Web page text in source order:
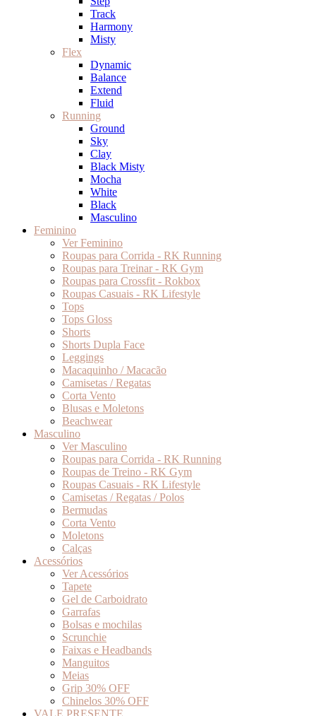
Track
Harmony
Misty
Flex
Dynamic
Balance
Extend
Fluid
Running
Ground
Sky
Clay
Black Misty
Mocha
White
Black
Masculino
Feminino
Ver Feminino
Roupas para Corrida - RK Running
Roupas para Treinar - RK Gym
Roupas para Crossfit - Rokbox
Roupas Casuais - RK Lifestyle
Tops
Tops Gloss
Shorts
Shorts Dupla Face
Leggings
Macaquinho / Macacão
Camisetas / Regatas
Corta Vento
Blusas e Moletons
Beachwear
Masculino
Ver Masculino
Roupas para Corrida - RK Running
Roupas de Treino - RK Gym
Roupas Casuais - RK Lifestyle
Camisetas / Regatas / Polos
Bermudas
Corta Vento
Moletons
Calças
Acessórios
Ver Acessórios
Tapete
Gel de Carboidrato
Garrafas
Bolsas e mochilas
Scrunchie
Faixas e Headbands
Manguitos
Meias
Grip 30% OFF
Chinelos 30% OFF
VALE PRESENTE